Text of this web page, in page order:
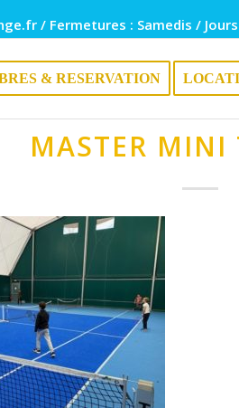
/ Fermetures : Samedis /
& RESERVATION
MASTER MINI